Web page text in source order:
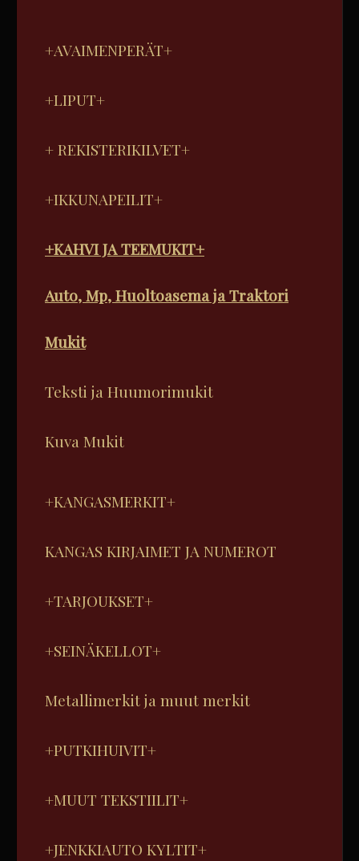
+AVAIMENPERÄT+
+LIPUT+
+ REKISTERIKILVET+
+IKKUNAPEILIT+
+KAHVI JA TEEMUKIT+
Auto, Mp, Huoltoasema ja Traktori
Mukit
Teksti ja Huumorimukit
Kuva Mukit
+KANGASMERKIT+
KANGAS KIRJAIMET JA NUMEROT
+TARJOUKSET+
+SEINÄKELLOT+
Metallimerkit ja muut merkit
+PUTKIHUIVIT+
+MUUT TEKSTIILIT+
+JENKKIAUTO KYLTIT+